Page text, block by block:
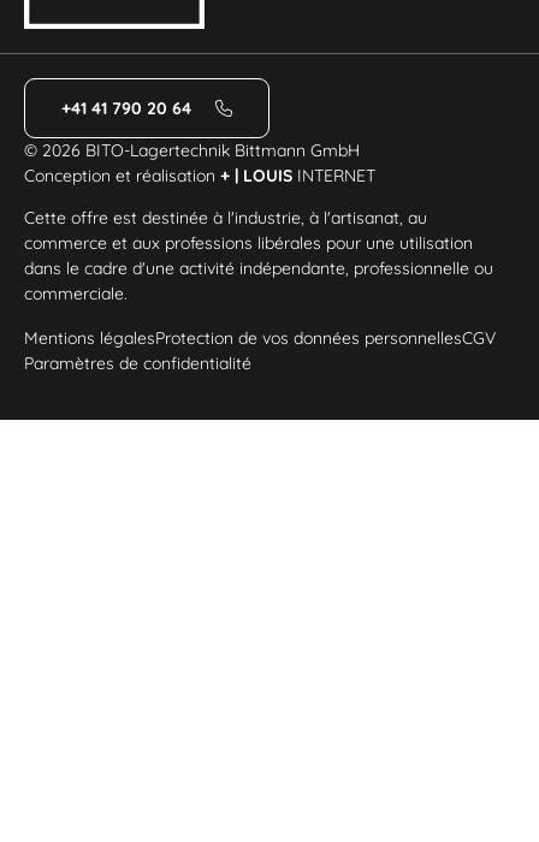
+41 41 790 20 64
© 2026 BITO-Lagertechnik Bittmann GmbH
Conception et réalisation+ | LOUIS INTERNET
Cette offre est destinée à l'industrie, à l'artisanat, au
commerce et aux professions libérales pour une utilisation
dans le cadre d'une activité indépendante, professionnelle ou
commerciale.
Mentions légalesProtection de vos données personnellesCGV
Paramètres de confidentialité